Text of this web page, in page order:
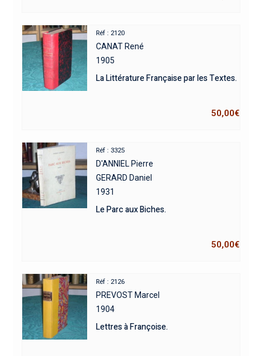
Réf : 2120
CANAT René
1905
La Littérature Française par les Textes.
50,00€
Réf : 3325
D'ANNIEL Pierre
GERARD Daniel
1931
Le Parc aux Biches.
50,00€
Réf : 2126
PREVOST Marcel
1904
Lettres à Françoise.